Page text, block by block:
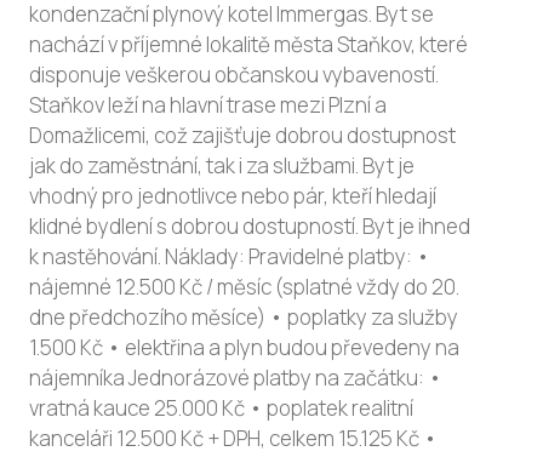
kondenzační plynový kotel Immergas. Byt se
nachází v příjemné lokalitě města Staňkov, které
disponuje veškerou občanskou vybaveností.
Staňkov leží na hlavní trase mezi Plzní a
Domažlicemi, což zajišťuje dobrou dostupnost
jak do zaměstnání, tak i za službami. Byt je
vhodný pro jednotlivce nebo pár, kteří hledají
klidné bydlení s dobrou dostupností. Byt je ihned
k nastěhování. Náklady: Pravidelné platby: •
nájemné 12.500 Kč / měsíc (splatné vždy do 20.
dne předchozího měsíce) • poplatky za služby
1.500 Kč • elektřina a plyn budou převedeny na
nájemníka Jednorázové platby na začátku: •
vratná kauce 25.000 Kč • poplatek realitní
kanceláři 12.500 Kč + DPH, celkem 15.125 Kč •